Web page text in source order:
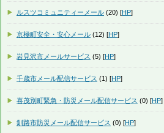
ルスツコミュニティーメール (20) [HP]
京極町安全・安心メール (12) [HP]
岩見沢市メールサービス (5) [HP]
千歳市メール配信サービス (1) [HP]
喜茂別町緊急・防災メール配信サービス (0) [HP]
釧路市防災メール配信サービス (0) [HP]